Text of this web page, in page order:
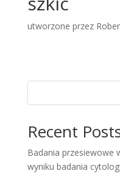
utworzone przez
Recent
Badania przesiewowe
wyniku badania